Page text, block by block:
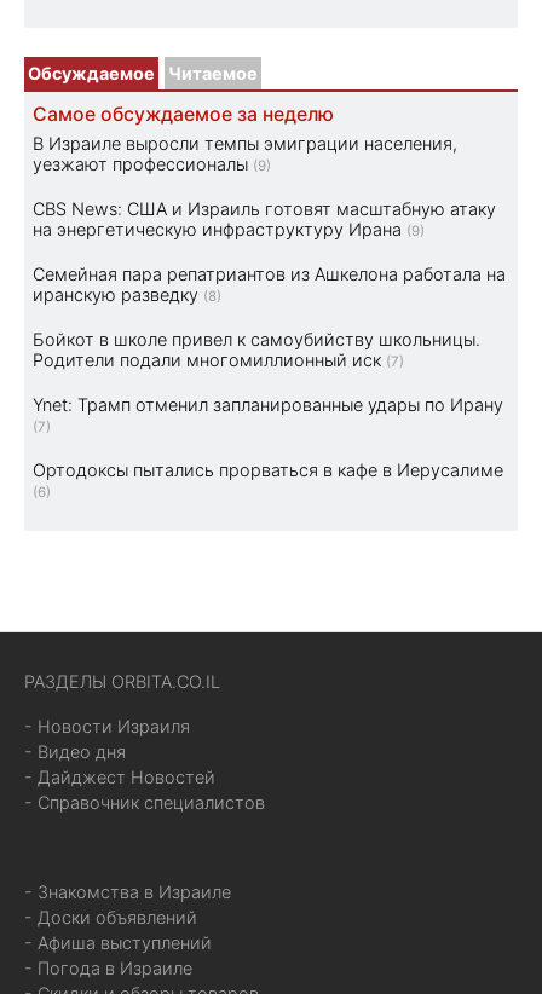
Обсуждаемое Читаемое
Самое обсуждаемое за неделю
В Израиле выросли темпы эмиграции населения,
уезжают профессионалы (9)
CBS News: США и Израиль готовят масштабную атаку
на энергетическую инфраструктуру Ирана (9)
Семейная пара репатриантов из Ашкелона работала на
иранскую разведку (8)
Бойкот в школе привел к самоубийству школьницы.
Родители подали многомиллионный иск (7)
Ynet: Трамп отменил запланированные удары по Ирану
(7)
Ортодоксы пытались прорваться в кафе в Иерусалиме
(6)
РАЗДЕЛЫ ORBITA.CO.IL
- Новости Израиля
- Видео дня
- Дайджест Новостей
- Справочник специалистов
- Знакомства в Израиле
- Доски объявлений
- Афиша выступлений
- Погода в Израиле